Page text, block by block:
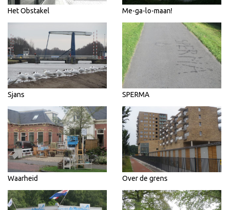
Het Obstakel Me-ga-lo-maan!
Sjans SPERMA
Waarheid Over de grens